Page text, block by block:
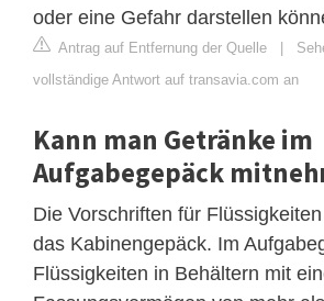
oder eine Gefahr darstellen
Antrag auf Entfernung der Quelle |
vollständige Antwort auf transavia.com an
Kann man Getränke im
Aufgabegepäck
Die Vorschriften für
das Kabinengepäck. Im
Flüssigkeiten in Behältern mit